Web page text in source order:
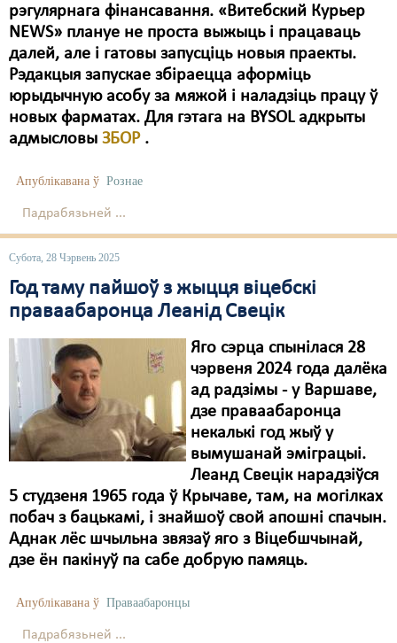
рэгулярнага фінансавання. «Витебский Курьер
NEWS» плануе не проста выжыць і працаваць
далей, але і гатовы запусціць новыя праекты.
Рэдакцыя запускае збіраецца аформіць
юрыдычную асобу за мяжой і наладзіць працу ў
новых фарматах. Для гэтага на BYSOL адкрыты
адмысловы ЗБОР .
Апублікавана ў Рознае
Падрабязьней ...
Субота, 28 Чэрвень 2025
Год таму пайшоў з жыцця віцебскі
праваабаронца Леанід Свецік
Яго сэрца спынілася 28
чэрвеня 2024 года далёка
ад радзімы - у Варшаве,
дзе праваабаронца
некалькі год жыў у
вымушанай эміграцыі.
Леанд Свецік нарадзіўся
5 студзеня 1965 года ў Крычаве, там, на могілках
побач з бацькамі, і знайшоў свой апошні спачын.
Аднак лёс шчыльна звязаў яго з Віцебшчынай,
дзе ён пакінуў па сабе добрую памяць.
Апублікавана ў Праваабаронцы
Падрабязьней ...